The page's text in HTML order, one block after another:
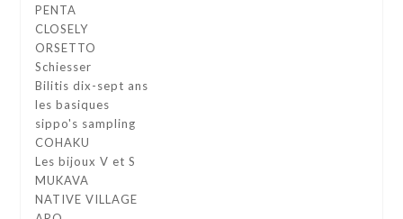
PENTA
CLOSELY
ORSETTO
Schiesser
Bilitis dix-sept ans
les basiques
sippo's sampling
COHAKU
Les bijoux V et S
MUKAVA
NATIVE VILLAGE